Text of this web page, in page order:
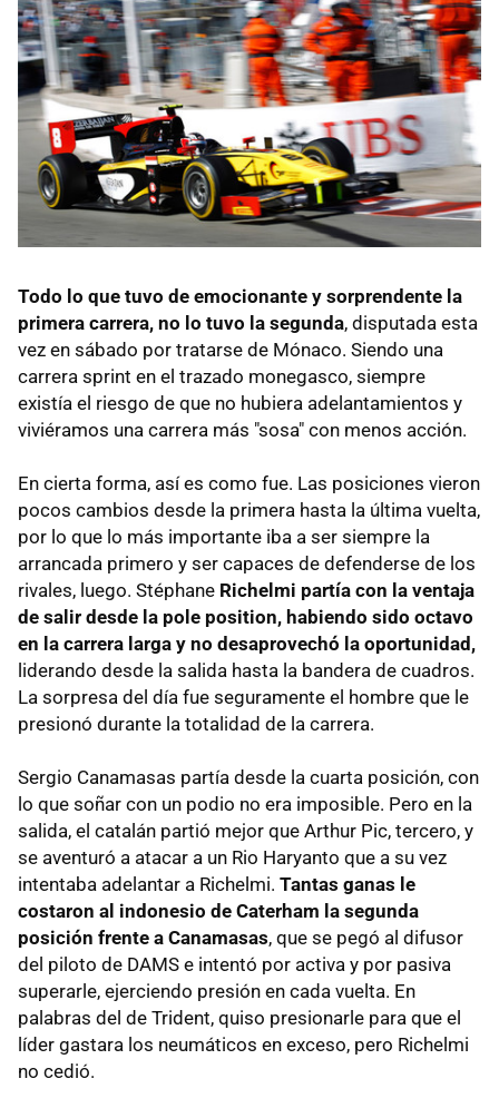
Todo lo que tuvo de emocionante y sorprendente la
primera carrera, no lo tuvo la segunda, disputada esta
vez en sábado por tratarse de Mónaco. Siendo una
carrera sprint en el trazado monegasco, siempre
existía el riesgo de que no hubiera adelantamientos y
viviéramos una carrera más "sosa" con menos acción.
En cierta forma, así es como fue. Las posiciones vieron
pocos cambios desde la primera hasta la última vuelta,
por lo que lo más importante iba a ser siempre la
arrancada primero y ser capaces de defenderse de los
rivales, luego. Stéphane Richelmi partía con la ventaja
de salir desde la pole position, habiendo sido octavo
en la carrera larga y no desaprovechó la oportunidad,
liderando desde la salida hasta la bandera de cuadros.
La sorpresa del día fue seguramente el hombre que le
presionó durante la totalidad de la carrera.
Sergio Canamasas partía desde la cuarta posición, con
lo que soñar con un podio no era imposible. Pero en la
salida, el catalán partió mejor que Arthur Pic, tercero, y
se aventuró a atacar a un Rio Haryanto que a su vez
intentaba adelantar a Richelmi. Tantas ganas le
costaron al indonesio de Caterham la segunda
posición frente a Canamasas, que se pegó al difusor
del piloto de DAMS e intentó por activa y por pasiva
superarle, ejerciendo presión en cada vuelta. En
palabras del de Trident, quiso presionarle para que el
líder gastara los neumáticos en exceso, pero Richelmi
no cedió.